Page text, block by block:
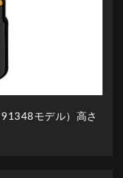
モデル）高さ